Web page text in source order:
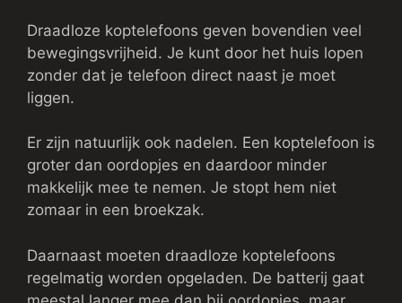
Draadloze koptelefoons geven bovendien veel
bewegingsvrijheid. Je kunt door het huis lopen
zonder dat je telefoon direct naast je moet
liggen.
Er zijn natuurlijk ook nadelen. Een koptelefoon is
groter dan oordopjes en daardoor minder
makkelijk mee te nemen. Je stopt hem niet
zomaar in een broekzak.
Daarnaast moeten draadloze koptelefoons
regelmatig worden opgeladen. De batterij gaat